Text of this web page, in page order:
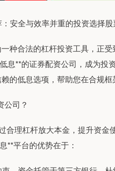
安全与效率并重的投资选择
种合法的杠杆投资工具，正
息**的证券配资公司，成为
的低息选项，帮助您在合规框
公司？
理杠杆放大本金，提升资金
**平台的优势在于：